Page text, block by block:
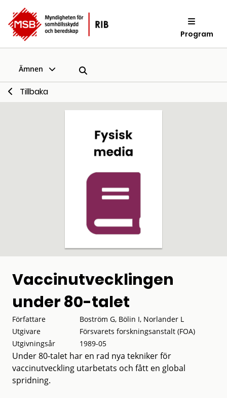
Program
Ämnen
Tillbaka
Vaccinutvecklingen
under 80-talet
Författare
Boström G, Bölin I, Norlander L
Utgivare
Försvarets forskningsanstalt (FOA)
Utgivningsår
1989-05
Under 80-talet har en rad nya tekniker för
vaccinutveckling utarbetats och fått en global
spridning.